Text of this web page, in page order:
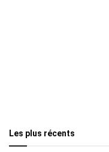
Les plus récents